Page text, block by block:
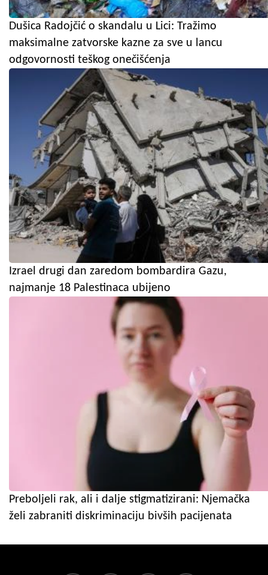
Dušica Radojčić o skandalu u Lici: Tražimo
maksimalne zatvorske kazne za sve u lancu
odgovornosti teškog onečišćenja
Izrael drugi dan zaredom bombardira Gazu,
najmanje 18 Palestinaca ubijeno
Preboljeli rak, ali i dalje stigmatizirani: Njemačka
želi zabraniti diskriminaciju bivših pacijenata